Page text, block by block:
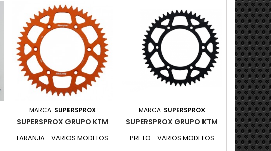
MARCA: SUPERSPROX
SUPERSPROX GRUPO KTM
LARANJA - VARIOS MODELOS
MARCA: SUPERSPROX
SUPERSPROX GRUPO KTM
PRETO - VARIOS MODELOS
MARCA:
MOOSE
PRETO -